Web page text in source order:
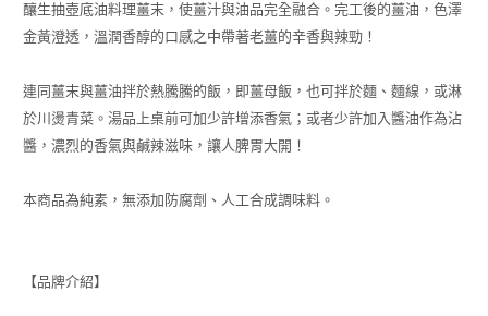
釀生抽壺底油料理薑末，使薑汁與油品完全融合。完工後的薑油，色澤
金黃澄透，溫潤香醇的口感之中帶著老薑的辛香與辣勁！
連同薑末與薑油拌於熱騰騰的飯，即薑母飯，也可拌於麵、麵線，或淋
於川燙青菜。湯品上桌前可加少許增添香氣；或者少許加入醬油作為沾
醬，濃烈的香氣與鹹辣滋味，讓人脾胃大開！
本商品為純素，無添加防腐劑、人工合成調味料。
【品牌介紹】